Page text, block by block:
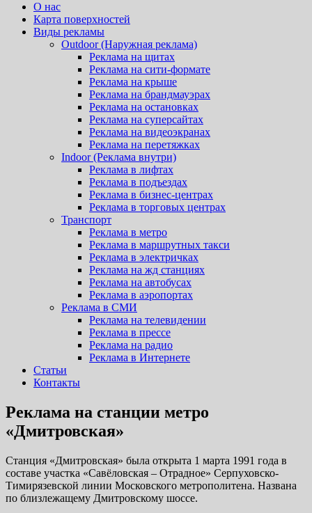
О нас
Карта поверхностей
Виды рекламы
Outdoor (Наружная реклама)
Реклама на щитах
Реклама на сити-формате
Реклама на крыше
Реклама на брандмауэрах
Реклама на остановках
Реклама на суперсайтах
Реклама на видеоэкранах
Реклама на перетяжках
Indoor (Реклама внутри)
Реклама в лифтах
Реклама в подъездах
Реклама в бизнес-центрах
Реклама в торговых центрах
Транспорт
Реклама в метро
Реклама в маршрутных такси
Реклама в электричках
Реклама на жд станциях
Реклама на автобусах
Реклама в аэропортах
Реклама в СМИ
Реклама на телевидении
Реклама в прессе
Реклама на радио
Реклама в Интернете
Статьи
Контакты
Реклама на станции метро
«Дмитровская»
Станция «Дмитровская» была открыта 1 марта 1991 года в
составе участка «Савёловская – Отрадное» Серпуховско-
Тимирязевской линии Московского метрополитена. Названа
по близлежащему Дмитровскому шоссе.